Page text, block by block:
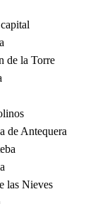
de la Torre
de Antequera
las Nieves